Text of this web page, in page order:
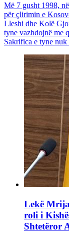
Më 7 gusht 1998,
për çlirimin e
Lleshi dhe Kolë
tyne vazhdojnë me
Sakrifica e tyne nuk
Lekë
roli i
Shtetëror